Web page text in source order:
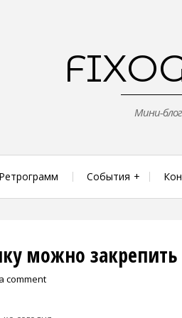
Мини-
Ретрограмм События
можно закрепить
comment